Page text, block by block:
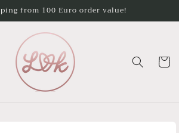
from 100 Euro order value!
Cart